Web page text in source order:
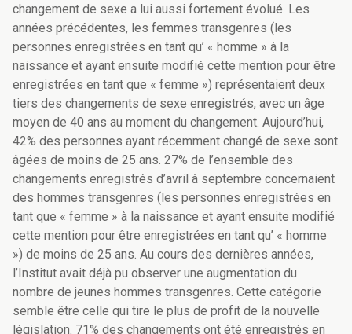
changement de sexe a lui aussi fortement évolué. Les
années précédentes, les femmes transgenres (les
personnes enregistrées en tant qu’ « homme » à la
naissance et ayant ensuite modifié cette mention pour être
enregistrées en tant que « femme ») représentaient deux
tiers des changements de sexe enregistrés, avec un âge
moyen de 40 ans au moment du changement. Aujourd’hui,
42% des personnes ayant récemment changé de sexe sont
âgées de moins de 25 ans. 27% de l’ensemble des
changements enregistrés d’avril à septembre concernaient
des hommes transgenres (les personnes enregistrées en
tant que « femme » à la naissance et ayant ensuite modifié
cette mention pour être enregistrées en tant qu’ « homme
») de moins de 25 ans. Au cours des dernières années,
l’Institut avait déjà pu observer une augmentation du
nombre de jeunes hommes transgenres. Cette catégorie
semble être celle qui tire le plus de profit de la nouvelle
législation. 71% des changements ont été enregistrés en